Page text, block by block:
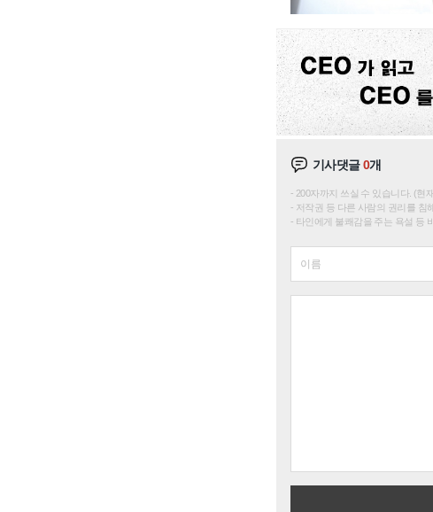
기사댓글0개
200자까지 쓰실 수 있습니다. (현
저작권 등 다른 사람의 권리를 침
타인에게 불쾌감을 주는 욕설 등